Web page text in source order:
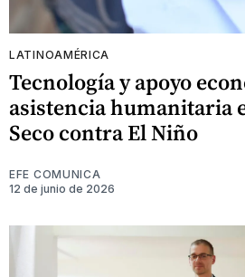
LATINOAMÉRICA
Tecnología y apoyo
asistencia humanitaria
Seco contra El Niño
EFE COMUNICA
12 de junio de 2026